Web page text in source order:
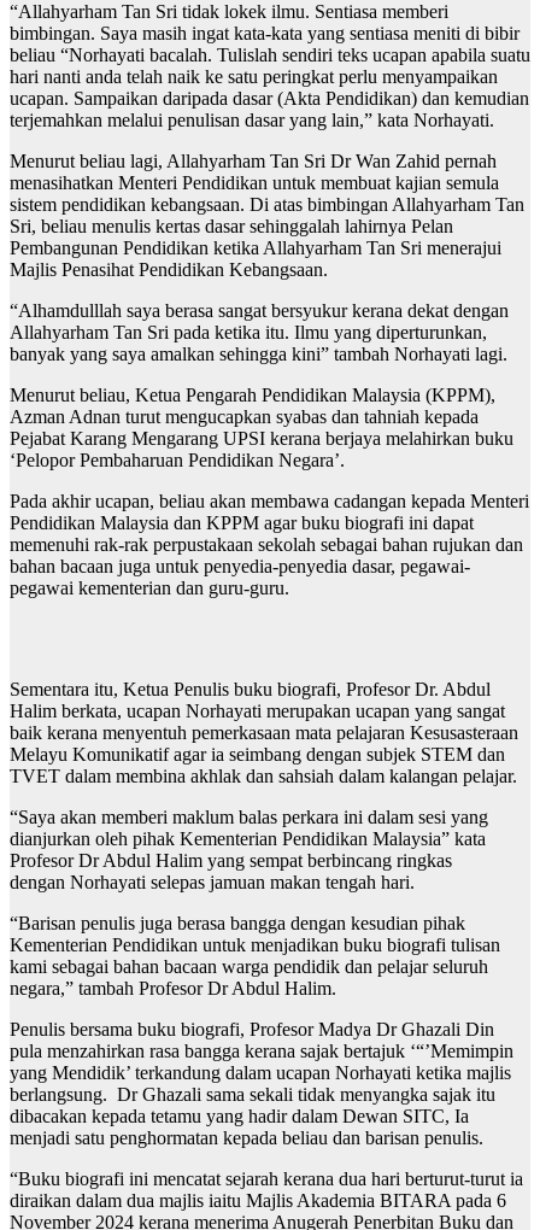
“Allahyarham Tan Sri tidak lokek ilmu. Sentiasa memberi
bimbingan. Saya masih ingat kata-kata yang sentiasa meniti di bibir
beliau “Norhayati bacalah. Tulislah sendiri teks ucapan apabila suatu
hari nanti anda telah naik ke satu peringkat perlu menyampaikan
ucapan. Sampaikan daripada dasar (Akta Pendidikan) dan kemudian
terjemahkan melalui penulisan dasar yang lain,” kata Norhayati.
Menurut beliau lagi, Allahyarham Tan Sri Dr Wan Zahid pernah
menasihatkan Menteri Pendidikan untuk membuat kajian semula
sistem pendidikan kebangsaan. Di atas bimbingan Allahyarham Tan
Sri, beliau menulis kertas dasar sehinggalah lahirnya Pelan
Pembangunan Pendidikan ketika Allahyarham Tan Sri menerajui
Majlis Penasihat Pendidikan Kebangsaan.
“Alhamdulllah saya berasa sangat bersyukur kerana dekat dengan
Allahyarham Tan Sri pada ketika itu. Ilmu yang diperturunkan,
banyak yang saya amalkan sehingga kini” tambah Norhayati lagi.
Menurut beliau, Ketua Pengarah Pendidikan Malaysia (KPPM),
Azman Adnan turut mengucapkan syabas dan tahniah kepada
Pejabat Karang Mengarang UPSI kerana berjaya melahirkan buku
‘Pelopor Pembaharuan Pendidikan Negara’.
Pada akhir ucapan, beliau akan membawa cadangan kepada Menteri
Pendidikan Malaysia dan KPPM agar buku biografi ini dapat
memenuhi rak-rak perpustakaan sekolah sebagai bahan rujukan dan
bahan bacaan juga untuk penyedia-penyedia dasar, pegawai-
pegawai kementerian dan guru-guru.
Sementara itu, Ketua Penulis buku biografi, Profesor Dr. Abdul
Halim berkata, ucapan Norhayati merupakan ucapan yang sangat
baik kerana menyentuh pemerkasaan mata pelajaran Kesusasteraan
Melayu Komunikatif agar ia seimbang dengan subjek STEM dan
TVET dalam membina akhlak dan sahsiah dalam kalangan pelajar.
“Saya akan memberi maklum balas perkara ini dalam sesi yang
dianjurkan oleh pihak Kementerian Pendidikan Malaysia” kata
Profesor Dr Abdul Halim yang sempat berbincang ringkas
dengan Norhayati selepas jamuan makan tengah hari.
“Barisan penulis juga berasa bangga dengan kesudian pihak
Kementerian Pendidikan untuk menjadikan buku biografi tulisan
kami sebagai bahan bacaan warga pendidik dan pelajar seluruh
negara,” tambah Profesor Dr Abdul Halim.
Penulis bersama buku biografi, Profesor Madya Dr Ghazali Din
pula menzahirkan rasa bangga kerana sajak bertajuk ‘“’Memimpin
yang Mendidik’ terkandung dalam ucapan Norhayati ketika majlis
berlangsung. Dr Ghazali sama sekali tidak menyangka sajak itu
dibacakan kepada tetamu yang hadir dalam Dewan SITC, Ia
menjadi satu penghormatan kepada beliau dan barisan penulis.
“Buku biografi ini mencatat sejarah kerana dua hari berturut-turut ia
diraikan dalam dua majlis iaitu Majlis Akademia BITARA pada 6
November 2024 kerana menerima Anugerah Penerbitan Buku dan